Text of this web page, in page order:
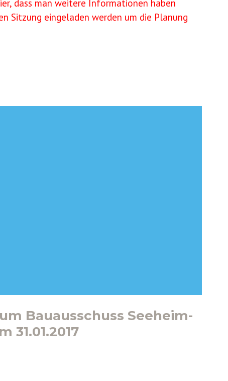
dass man weitere Informationen haben
Sitzung eingeladen werden um die Planung
Bauausschuss Seeheim-
31.01.2017